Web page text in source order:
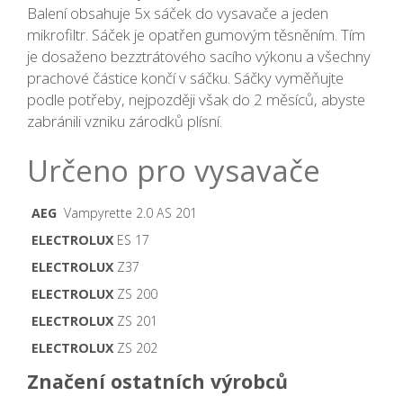
Balení obsahuje 5x sáček do vysavače a jeden
mikrofiltr. Sáček je opatřen gumovým těsněním. Tím
je dosaženo bezztrátového sacího výkonu a všechny
prachové částice končí v sáčku. Sáčky vyměňujte
podle potřeby, nejpozději však do 2 měsíců, abyste
zabránili vzniku zárodků plísní.
Určeno pro vysavače
AEG Vampyrette 2.0 AS 201
ELECTROLUXES 17
ELECTROLUXZ37
ELECTROLUXZS 200
ELECTROLUXZS 201
ELECTROLUXZS 202
Značení ostatních výrobců